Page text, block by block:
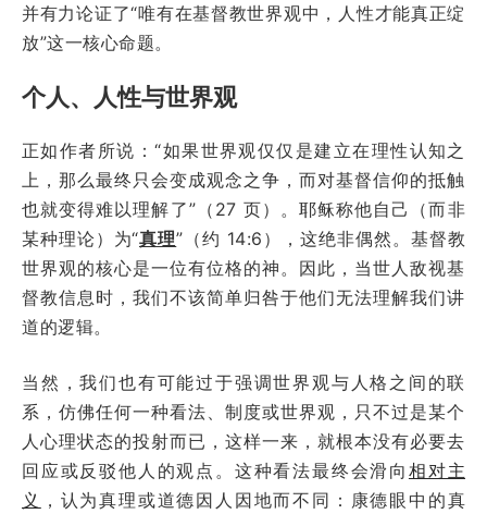
并有力论证了“唯有在基督教世界观中，人性才能真正绽
放”这一核心命题。
个人、人性与世界观
正如作者所说：“如果世界观仅仅是建立在理性认知之
上，那么最终只会变成观念之争，而对基督信仰的抵触
也就变得难以理解了”（27 页）。耶稣称他自己（而非
某种理论）为“真理”（约 14:6），这绝非偶然。基督教
世界观的核心是一位有位格的神。因此，当世人敌视基
督教信息时，我们不该简单归咎于他们无法理解我们讲
道的逻辑。
当然，我们也有可能过于强调世界观与人格之间的联
系，仿佛任何一种看法、制度或世界观，只不过是某个
人心理状态的投射而已，这样一来，就根本没有必要去
回应或反驳他人的观点。这种看法最终会滑向 相对主
义 ，认为真理或道德因人因地而不同：康德眼中的真